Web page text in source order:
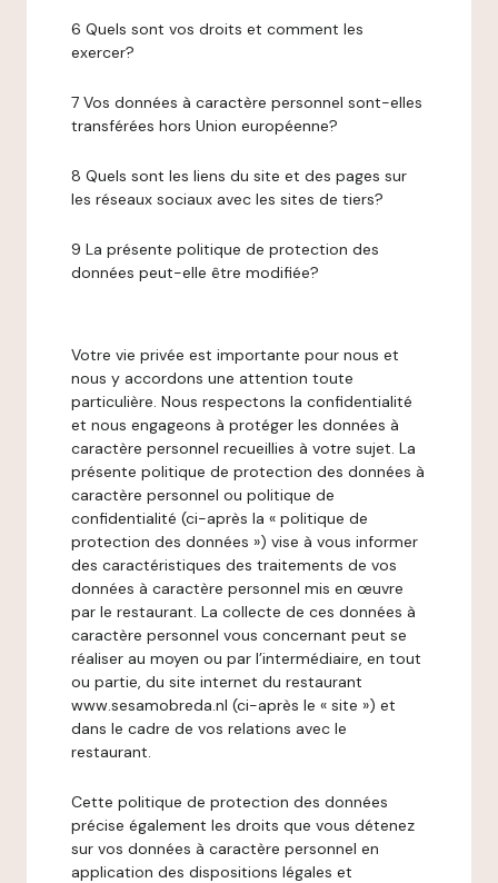
6 Quels sont vos droits et comment les
exercer?
7 Vos données à caractère personnel sont-elles
transférées hors Union européenne?
8 Quels sont les liens du site et des pages sur
les réseaux sociaux avec les sites de tiers?
9 La présente politique de protection des
données peut-elle être modifiée?
Votre vie privée est importante pour nous et
nous y accordons une attention toute
particulière. Nous respectons la confidentialité
et nous engageons à protéger les données à
caractère personnel recueillies à votre sujet. La
présente politique de protection des données à
caractère personnel ou politique de
confidentialité (ci-après la « politique de
protection des données ») vise à vous informer
des caractéristiques des traitements de vos
données à caractère personnel mis en œuvre
par le restaurant. La collecte de ces données à
caractère personnel vous concernant peut se
réaliser au moyen ou par l’intermédiaire, en tout
ou partie, du site internet du restaurant
www.sesamobreda.nl (ci-après le « site ») et
dans le cadre de vos relations avec le
restaurant.
Cette politique de protection des données
précise également les droits que vous détenez
sur vos données à caractère personnel en
application des dispositions légales et